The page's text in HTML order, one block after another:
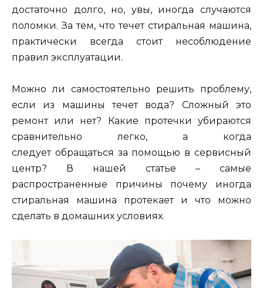
достаточно долго, но, увы, иногда случаются
поломки. За тем, что течет стиральная машина,
практически всегда стоит несоблюдение
правил эксплуатации.
Можно ли самостоятельно решить проблему,
если из машины течет вода? Сложный это
ремонт или нет? Какие протечки убираются
сравнительно легко, а когда
следует обращаться за помощью в сервисный
центр? В нашей статье – самые
распространенные причины почему иногда
стиральная машина протекает и что можно
сделать в домашних условиях.